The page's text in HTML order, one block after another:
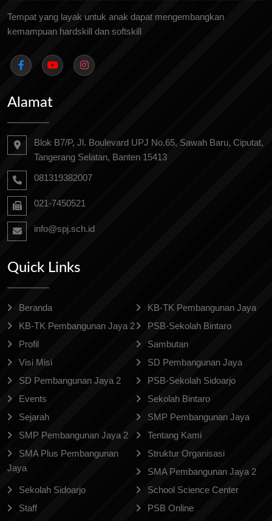
Tempat yang layak untuk anak dapat mengembangkan
kemampuan hardskill dan softskill
Alamat
Blok B7/P, Jl. Boulevard UPJ No.65, Sawah Baru, Ciputat,
Tangerang Selatan, Banten 15413
081319382007
021-7450521
info@spj.sch.id
Quick Links
Beranda
KB-TK Pembangunan Jaya
KB-TK Pembangunan Jaya 2
PSB-Sekolah Bintaro
Profil
Sambutan
Visi Misi
SD Pembangunan Jaya
SD Pembangunan Jaya 2
PSB-Sekolah Sidoarjo
Events
Sekolah Bintaro
Sejarah
SMP Pembangunan Jaya
SMP Pembangunan Jaya 2
Tentang Kami
SMA Plus Pembangunan
Jaya
Struktur Organisasi
SMA Pembangunan Jaya 2
Sekolah Sidoarjo
School Science Center
Staff
PSB Online